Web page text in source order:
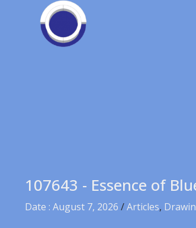
107643 - Essence of
Date : August 7, 2026 /Articles,